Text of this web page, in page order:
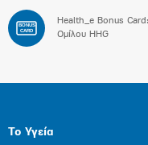
BONUS
CARD
Health_e Bonus
Ομίλου HHG
Το Υγεία